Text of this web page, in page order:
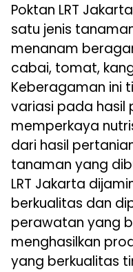
Poktan LRT
satu jenis
menanam
cabai, tomat,
Keberagaman ini
variasi pada hasil
memperkaya
dari hasil
tanaman yang
LRT Jakarta
berkualitas dan
perawatan yang
menghasilkan
yang berkualitas